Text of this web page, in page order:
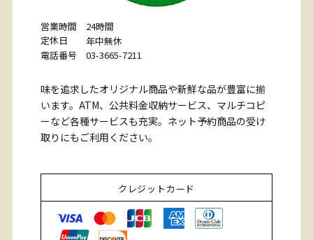
営業時間
24時間
定休日
年中無休
電話番号
03-3665-7211
味を追求したオリジナル商品や新鮮な品が豊富に揃
います。ATM、公共料金収納サービス、マルチコピ
ーなど各種サービスも充実。ネット予約商品の受け
取りにもご利用ください。
クレジットカード